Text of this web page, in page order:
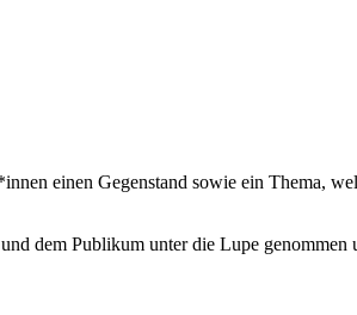
einen Gegenstand sowie ein Thema,
dem Publikum unter die Lupe genommen